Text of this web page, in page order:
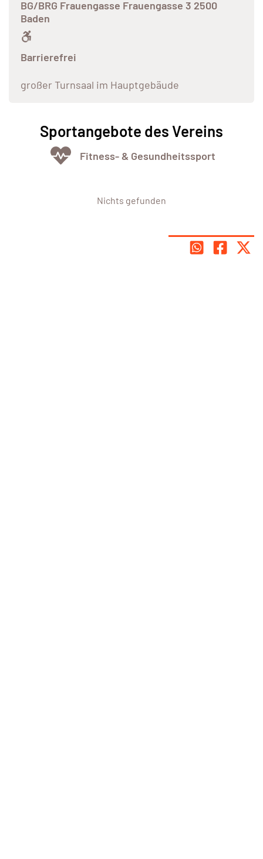
BG/BRG Frauengasse Frauengasse 3 2500
Baden
Barrierefrei
großer Turnsaal im Hauptgebäude
Sportangebote des Vereins
Fitness- & Gesundheitssport
Nichts gefunden